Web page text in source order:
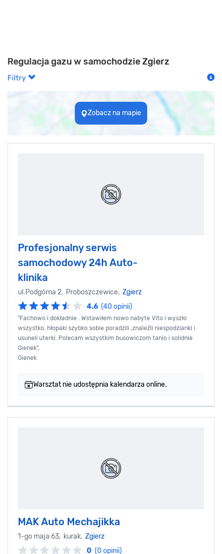
Regulacja gazu w samochodzie Zgierz
Filtry
Zobacz na mapie
Profesjonalny serwis
samochodowy 24h Auto-
klinika
ul.Podgórna 2, Proboszczewice, Zgierz
4.6 (40 opinii)
"Fachowo i dokładnie . Wstawiłem nowo nabyte Vito i wyszło
wszystko. hłopaki szybko sobie poradzili ,znaleźli niespodzianki i
usuneli uterki. Polecam wszystkim busowiczom tanio i solidnie
Gienek",
Gienek
Warsztat nie udostępnia kalendarza online.
MAK Auto Mechajikka
1-go maja 63, kurak, Zgierz
0 (0 opinii)